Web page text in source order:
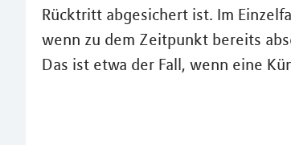
Rücktritt abgesichert ist. Im
wenn zu dem Zeitpunkt bereits
Das ist etwa der Fall, wenn eine